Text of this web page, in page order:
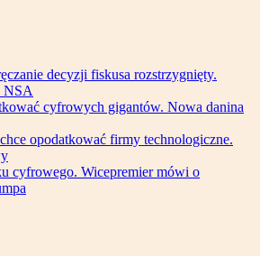
decyzji fiskusa rozstrzygnięty.
NSA
cyfrowych gigantów. Nowa danina
opodatkować firmy technologiczne.
cyfrowego. Wicepremier mówi o